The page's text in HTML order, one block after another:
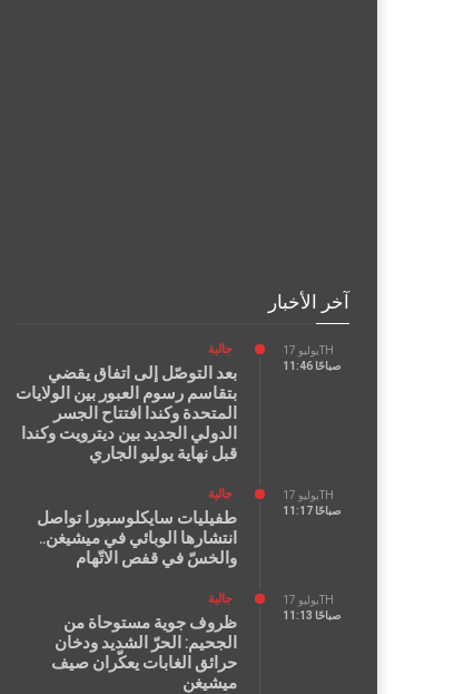
آخر الأخبار
يوليو 17TH
11:46 صباحًا
جالية
بعد التوصّل إلى اتفاق يقضي
بتقاسم رسوم العبور بين الولايات
المتحدة وكندا افتتاح الجسر
الدولي الجديد بين ديترويت وكندا
قبل نهاية يوليو الجاري
يوليو 17TH
11:17 صباحًا
جالية
طفيليات سايكلوسبورا تواصل
انتشارها الوبائي في ميشيغن..
والخسّ في قفص الاتّهام
يوليو 17TH
11:13 صباحًا
جالية
ظروف جوية مستوحاة من
الجحيم: الحرّ الشديد ودخان
حرائق الغابات يعكّران صيف
ميشيغن